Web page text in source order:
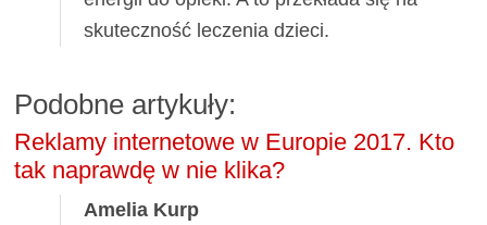
skuteczność leczenia dzieci.
Podobne artykuły:
Reklamy internetowe w Europie 2017. Kto
tak naprawdę w nie klika?
Amelia Kurp